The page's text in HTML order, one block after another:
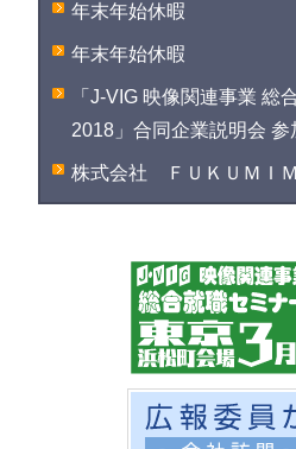
年末年始休暇
年末年始休暇
「J-VIG 映像関連事業 総
2018」合同企業説明会 参
株式会社 ＦＵＫＵＭＩＭ